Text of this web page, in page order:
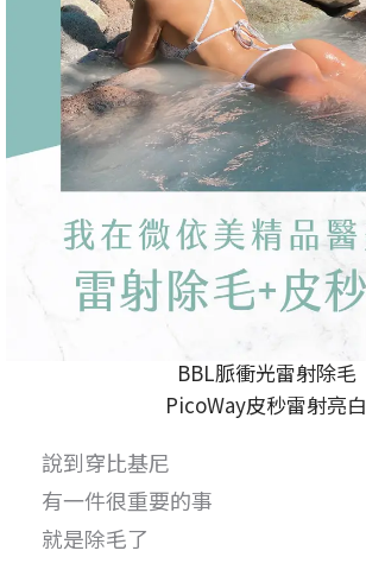
BBL脈衝光雷射除毛
PicoWay皮秒雷射亮白
說到穿比基尼
有一件很重要的事
就是除毛了